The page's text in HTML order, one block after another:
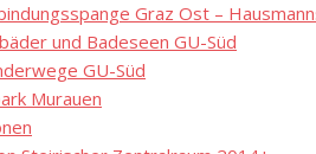
Graz Ost –
und Badeseen GU-Süd
GU-Süd
Murauen